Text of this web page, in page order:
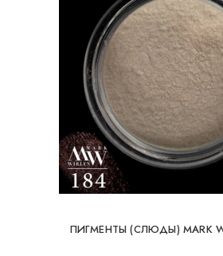
ПИГМЕНТЫ (СЛЮДЫ) MARK